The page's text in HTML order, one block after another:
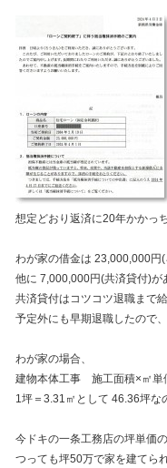
想定どおり返済に20年かかっ
わが家の借金は 23,000,000円
他に 7,000,000円(共済貸付)が
共済貸付はコツコツ退職まで
予定外にも早期退職したので
わが家の場合、
建物本体工事 施工面積×㎡単
1坪＝3.31㎡として 46.36坪な
今ドキの一条工務店の坪単価
つっても坪50万で家を建てら